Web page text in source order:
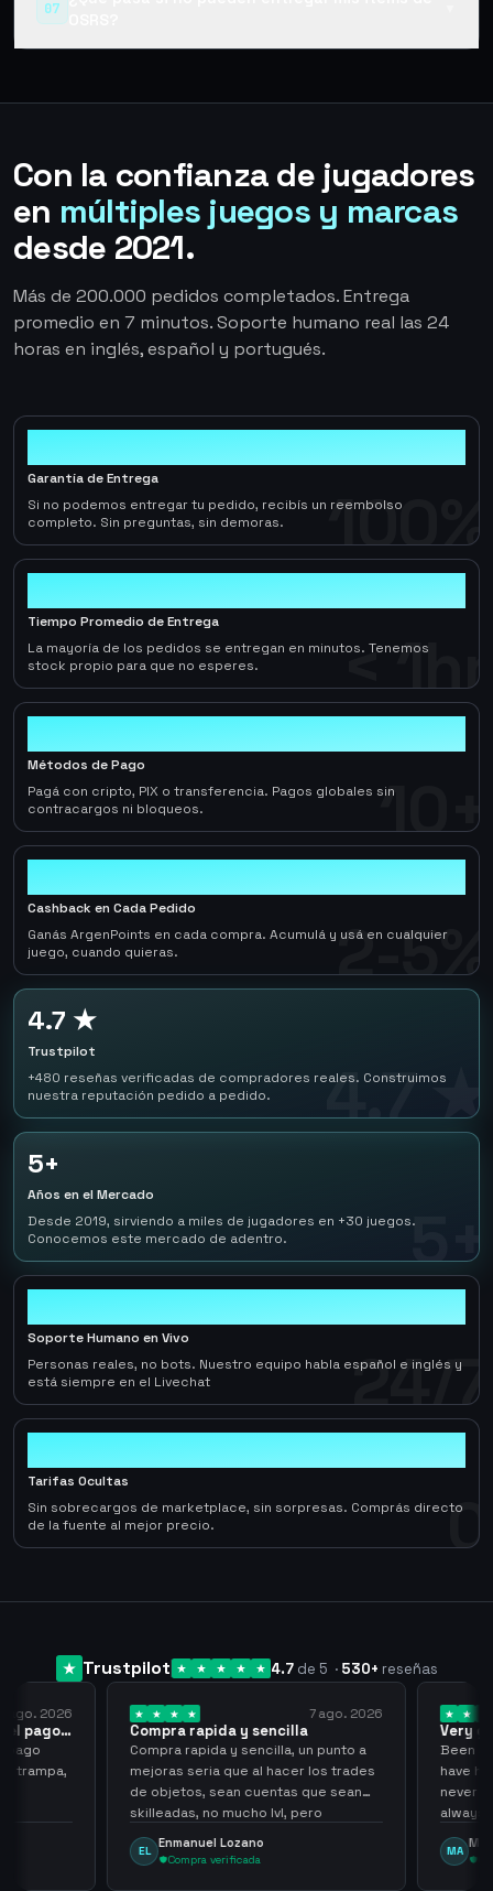
07
OSRS?
Con la confianza de jugadores
en múltiples juegos y marcas
desde 2021.
Más de 200.000 pedidos completados. Entrega
promedio en 7 minutos. Soporte humano real las 24
horas en inglés, español y portugués.
100%
Garantía de Entrega
Si no podemos entregar tu pedido, recibís un reembolso
completo. Sin preguntas, sin demoras.
< 1hr
Tiempo Promedio de Entrega
La mayoría de los pedidos se entregan en minutos. Tenemos
stock propio para que no esperes.
10+
Métodos de Pago
Pagá con cripto, PIX o transferencia. Pagos globales sin
contracargos ni bloqueos.
2-5%
Cashback en Cada Pedido
Ganás ArgenPoints en cada compra. Acumulá y usá en cualquier
juego, cuando quieras.
4.7 ★
4.7 ★
Trustpilot
+480 reseñas verificadas de compradores reales. Construimos
nuestra reputación pedido a pedido.
5+
5+
Años en el Mercado
Desde 2019, sirviendo a miles de jugadores en +30 juegos.
Conocemos este mercado de adentro.
24/7
Soporte Humano en Vivo
Personas reales, no bots. Nuestro equipo habla español e inglés y
está siempre en el Livechat
0
Tarifas Ocultas
Sin sobrecargos de marketplace, sin sorpresas. Comprás directo
de la fuente al mejor precio.
Trustpilot 4.7 de 5 · 530+ reseñas
2026
pago…
trampa,
7 ago. 2026
Compra rapida y sencilla
Compra rapida y sencilla, un punto a
mejoras seria que al hacer los trades
de objetos, sean cuentas que sean
skilleadas, no mucho lvl, pero
tampoco una lvl 3, ya que puede
comprometer mi cuenta
EL
Enmanuel Lozano
Compra verificada
Very
Been
have
never
always
MA